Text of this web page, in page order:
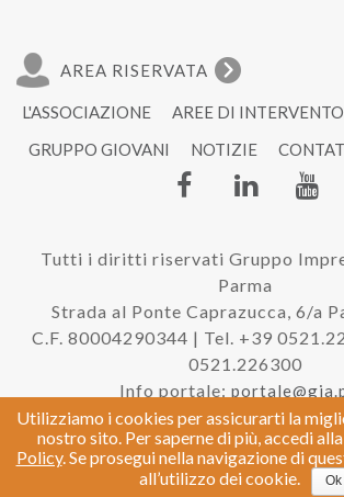
AREA RISERVATA
L'ASSOCIAZIONE AREE DI INTERVENTO
GRUPPO GIOVANI
NOTIZIE
Tutti i diritti riservati Gruppo
Parma
Strada al Ponte Caprazucca, 6/a
C.F. 80004290344 | Tel. +39
0521.226300
Info portale:
Privacy e Cookie Policy|
Utilizziamo i cookies per assicurarti la
nostro sito. Per saperne di più, accedi
Policy. Se prosegui nella navigazione di
all’utilizzo dei cookie.
Ok